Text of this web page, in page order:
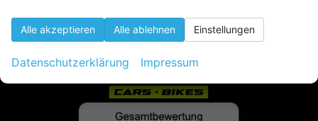
Alle akzeptieren Alle ablehnen Einstellungen
Datenschutzerklärung Impressum